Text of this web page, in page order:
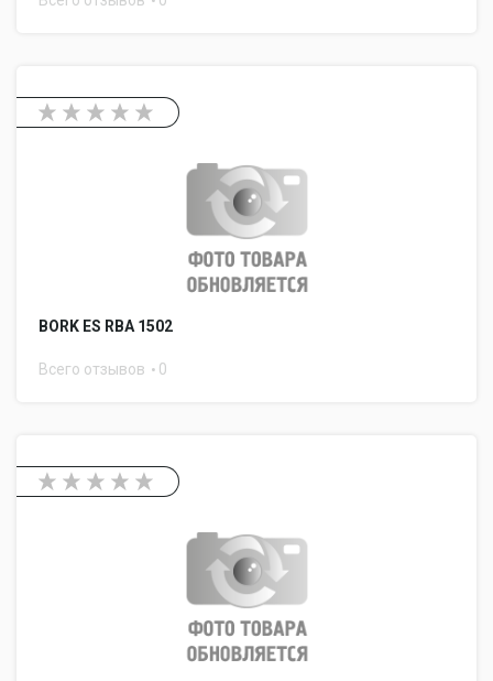
BORK ES RBA 1502
Всего отзывов 0